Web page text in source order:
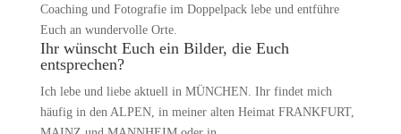
Coaching und Fotografie im Doppelpack lebe und entführe
Euch an wundervolle Orte.
Ihr wünscht Euch ein Bilder, die Euch
entsprechen?
Ich lebe und liebe aktuell in MÜNCHEN. Ihr findet mich
häufig in den ALPEN, in meiner alten Heimat FRANKFURT,